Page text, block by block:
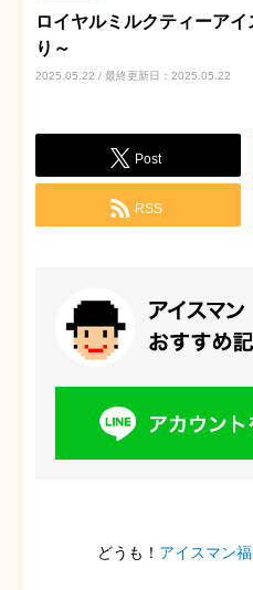
ロイヤルミルクティーア
り～
2025.05.22 / 最終更新日：2025.05.22
Post
RSS
どうも！ アイスマン